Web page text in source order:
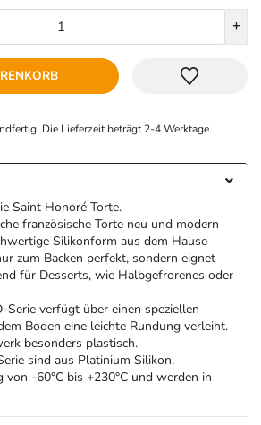
+
Die Lieferzeit beträgt 2-4 Werktage.
Saint Honoré Torte.
französische Torte neu und modern
Silikonform aus dem Hause
zum Backen perfekt, sondern eignet
für Desserts, wie Halbgefrorenes oder
Serie verfügt über einen speziellen
Boden eine leichte Rundung verleiht.
besonders plastisch.
sind aus Platinium Silikon,
-60°C bis +230°C und werden in